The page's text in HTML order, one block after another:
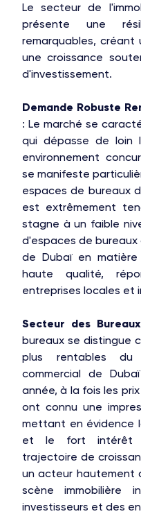
Le secteur de
présente une
remarquables, créant
une croissance
d'investissement.
Demande Robuste
: Le marché se
qui dépasse de loin
environnement
se manifeste
espaces de bureaux
est extrêmement
stagne à un faible
d'espaces de bureaux
de Dubaï en matière
haute qualité,
entreprises locales et
Secteur des
bureaux se distingue
plus rentables du
commercial de
année, à la fois les
ont connu une
mettant en évidence
et le fort intérêt
trajectoire de
un acteur
scène immobilière
investisseurs et des